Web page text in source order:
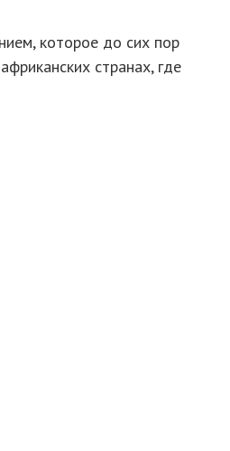
которое до сих пор
странах, где